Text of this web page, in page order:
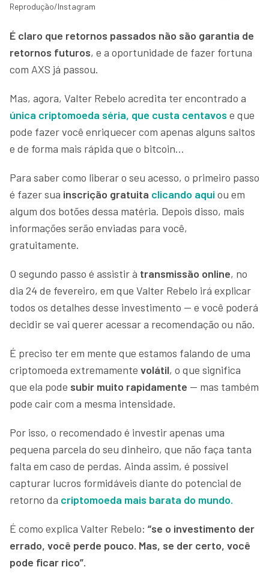
Reprodução/Instagram
É claro que retornos passados não são garantia de
retornos futuros, e a oportunidade de fazer fortuna
com AXS já passou.
Mas, agora, Valter Rebelo acredita ter encontrado a
única criptomoeda séria, que custa centavos e que
pode fazer você enriquecer com apenas alguns saltos
e de forma mais rápida que o bitcoin…
Para saber como liberar o seu acesso, o primeiro passo
é fazer sua inscrição gratuita clicando aquiou em
algum dos botões dessa matéria. Depois disso, mais
informações serão enviadas para você,
gratuitamente.
O segundo passo é assistir à transmissão online, no
dia 24 de fevereiro, em que Valter Rebelo irá explicar
todos os detalhes desse investimento — e você poderá
decidir se vai querer acessar a recomendação ou não.
É preciso ter em mente que estamos falando de uma
criptomoeda extremamente volátil, o que significa
que ela pode subir muito rapidamente — mas também
pode cair com a mesma intensidade.
Por isso, o recomendado é investir apenas uma
pequena parcela do seu dinheiro, que não faça tanta
falta em caso de perdas. Ainda assim, é possível
capturar lucros formidáveis diante do potencial de
retorno da criptomoeda mais barata do mundo.
É como explica Valter Rebelo: “se o investimento der
errado, você perde pouco. Mas, se der certo, você
pode ficar rico”.